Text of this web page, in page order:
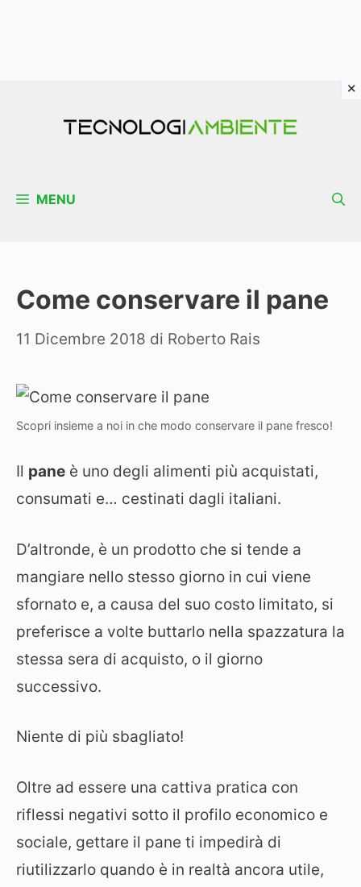
MENU
Come conservare il pane
11 Dicembre 2018 di Roberto Rais
Scopri insieme a noi in che modo conservare il pane fresco!
Il pane è uno degli alimenti più acquistati,
consumati e… cestinati dagli italiani.
D’altronde, è un prodotto che si tende a
mangiare nello stesso giorno in cui viene
sfornato e, a causa del suo costo limitato, si
preferisce a volte buttarlo nella spazzatura la
stessa sera di acquisto, o il giorno
successivo.
Niente di più sbagliato!
Oltre ad essere una cattiva pratica con
riflessi negativi sotto il profilo economico e
sociale, gettare il pane ti impedirà di
riutilizzarlo quando è in realtà ancora utile,